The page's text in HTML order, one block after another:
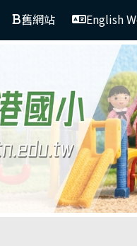
舊網站 English